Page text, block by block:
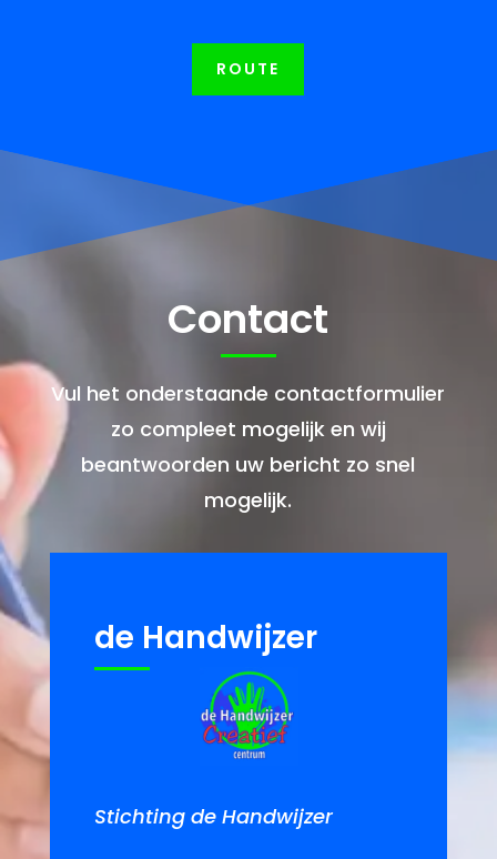
ROUTE
Contact
Vul het onderstaande contactformulier
zo compleet mogelijk en wij
beantwoorden uw bericht zo snel
mogelijk.
de Handwijzer
Stichting de Handwijzer